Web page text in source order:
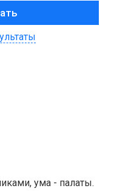
ума - палаты.